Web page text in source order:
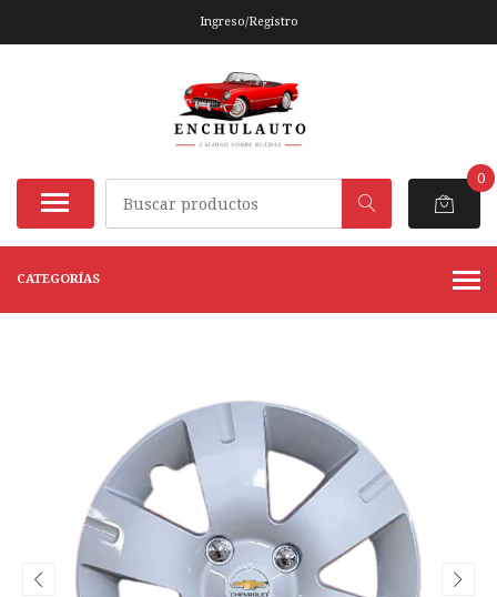
Ingreso/Registro
0
CATEGORÍAS